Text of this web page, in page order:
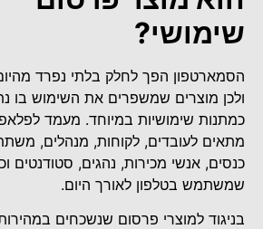
שימושי?
הסמארטפון הפך לחלק בלתי נפרד
ולכן מוצרים שמשפרים את השימוש בו
כמתנות שימושיות במיוחד. מעמד
מתאים לעובדים, לקוחות, מנהלים,
כנסים, אנשי מכירות, נהגים, סטודנטים
שמשתמש בטלפון לאורך היום.
בניגוד למוצרי פרסום שנשכחים